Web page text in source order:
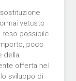
vetusto
reso possibile
poco
della
offerta nel
sviluppo di